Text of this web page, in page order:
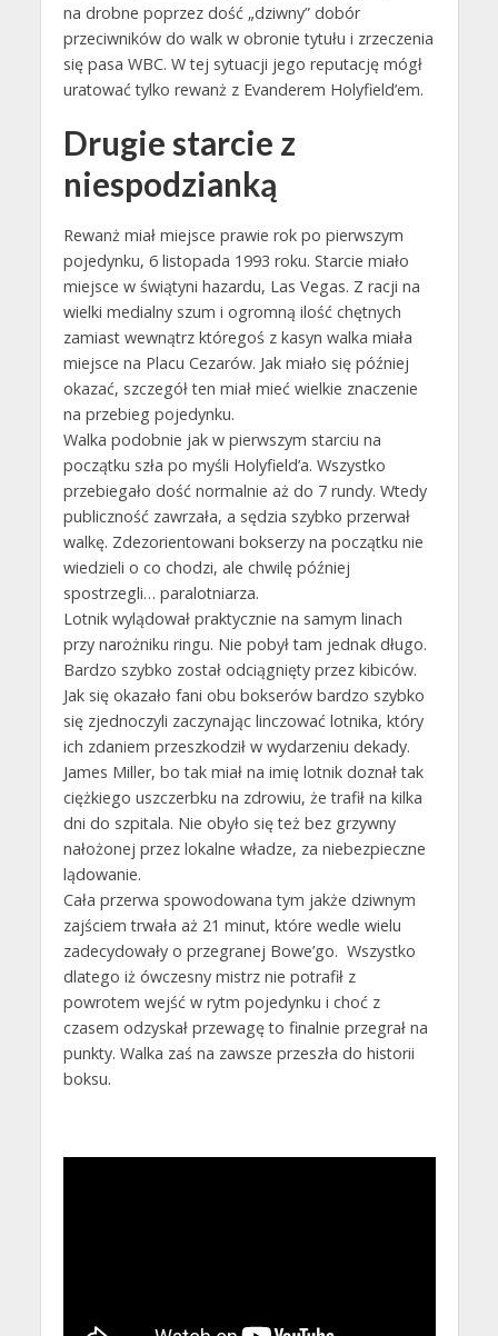
na drobne poprzez dość „dziwny” dobór
przeciwników do walk w obronie tytułu i zrzeczenia
się pasa WBC. W tej sytuacji jego reputację mógł
uratować tylko rewanż z Evanderem Holyfield’em.
Drugie starcie z
niespodzianką
Rewanż miał miejsce prawie rok po pierwszym
pojedynku, 6 listopada 1993 roku. Starcie miało
miejsce w świątyni hazardu, Las Vegas. Z racji na
wielki medialny szum i ogromną ilość chętnych
zamiast wewnątrz któregoś z kasyn walka miała
miejsce na Placu Cezarów. Jak miało się później
okazać, szczegół ten miał mieć wielkie znaczenie
na przebieg pojedynku.
Walka podobnie jak w pierwszym starciu na
początku szła po myśli Holyfield’a. Wszystko
przebiegało dość normalnie aż do 7 rundy. Wtedy
publiczność zawrzała, a sędzia szybko przerwał
walkę. Zdezorientowani bokserzy na początku nie
wiedzieli o co chodzi, ale chwilę później
spostrzegli… paralotniarza.
Lotnik wylądował praktycznie na samym linach
przy narożniku ringu. Nie pobył tam jednak długo.
Bardzo szybko został odciągnięty przez kibiców.
Jak się okazało fani obu bokserów bardzo szybko
się zjednoczyli zaczynając linczować lotnika, który
ich zdaniem przeszkodził w wydarzeniu dekady.
James Miller, bo tak miał na imię lotnik doznał tak
ciężkiego uszczerbku na zdrowiu, że trafił na kilka
dni do szpitala. Nie obyło się też bez grzywny
nałożonej przez lokalne władze, za niebezpieczne
lądowanie.
Cała przerwa spowodowana tym jakże dziwnym
zajściem trwała aż 21 minut, które wedle wielu
zadecydowały o przegranej Bowe’go. Wszystko
dlatego iż ówczesny mistrz nie potrafił z
powrotem wejść w rytm pojedynku i choć z
czasem odzyskał przewagę to finalnie przegrał na
punkty. Walka zaś na zawsze przeszła do historii
boksu.